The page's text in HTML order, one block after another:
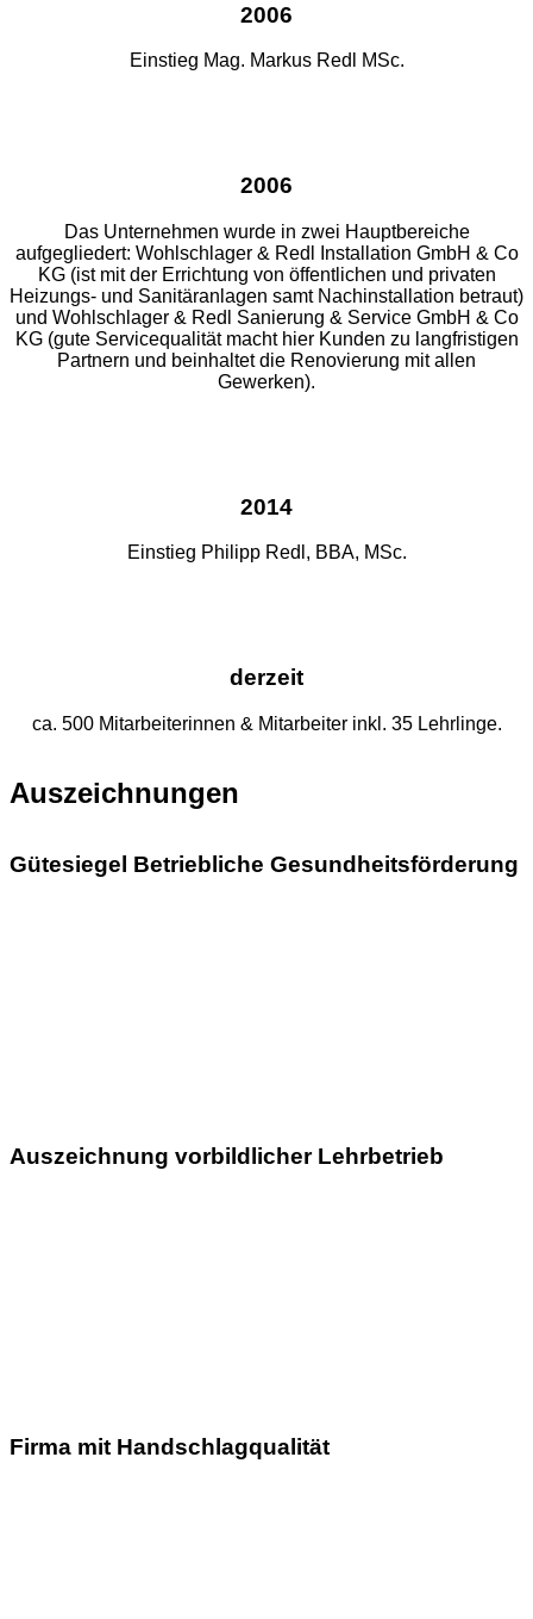
2006
Einstieg Mag. Markus Redl MSc.
2006
Das Unternehmen wurde in zwei Hauptbereiche
aufgegliedert: Wohlschlager & Redl Installation GmbH & Co
KG (ist mit der Errichtung von öffentlichen und privaten
Heizungs- und Sanitäranlagen samt Nachinstallation betraut)
und Wohlschlager & Redl Sanierung & Service GmbH & Co
KG (gute Servicequalität macht hier Kunden zu langfristigen
Partnern und beinhaltet die Renovierung mit allen
Gewerken).
2014
Einstieg Philipp Redl, BBA, MSc.
derzeit
ca. 500 Mitarbeiterinnen & Mitarbeiter inkl. 35 Lehrlinge.
Auszeichnungen
Gütesiegel Betriebliche Gesundheitsförderung
Auszeichnung vorbildlicher Lehrbetrieb
Firma mit Handschlagqualität